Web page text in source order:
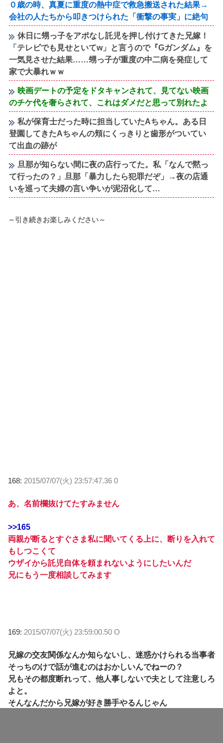
０歳の時、真夏に重度の熱中症で救急搬送された結果→
会社の人たちから叩きつけられた「衝撃の事実」に絶句
休日に甥っ子をアポなし託児を押し付けてきた兄嫁！
「テレビでも見せといてw」と言うので『Gガンダム』を
一気見させた結果……甥っ子が重度の中二病を発症して
家で大暴れｗｗ
映画デートの予定をドタキャンされて、見てない映画
のチケ代を奢らされて、これはダメだと思って別れたよ
私が保育士だった時に担当していたAちゃん。ある日
登園してきたAちゃんの頬にくっきりと歯形がついてい
て出血の跡が
旦那が知らない間に夜の店行ってた。私「なんで黙っ
て行ったの？」旦那「暴力したら犯罪だぞ」→夜の店通
いを巡って夫婦の言い争いが泥沼化して…
～引き続きお楽しみください～
168: 2015/07/07(火) 23:57:47.36 0
あ、名前欄抜けてたすみません
>>165
両親が断るとすぐさま私に聞いてくる上に、断りを入れて
もしつこくて
ウザイから託児自体を頼まれないようにしたいんだ
兄にもう一度相談してみます
169: 2015/07/07(火) 23:59:00.50 O
兄嫁の交友関係なんか知らないし、迷惑かけられる当事者
そっちのけで話が進むのはおかしいんでねーの？
兄もその都度断れって、他人事しないで夫として注意しろ
よと。
そんなんだから兄嫁が好き勝手やるんじゃん